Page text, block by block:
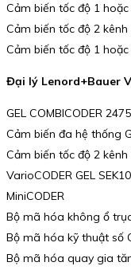
Cảm biến tốc độ 1 hoặc
Cảm biến tốc độ 2 kênh
Cảm biến tốc độ 1 hoặc
Đại lý Lenord+Bauer
GEL COMBICODER
Cảm biến đa hệ thống
Cảm biến tốc độ 2 kênh
VarioCODER GEL SEK10
MiniCODER
Bộ mã hóa không ổ
Bộ mã hóa kỹ thuật số
Bộ mã hóa quay gia